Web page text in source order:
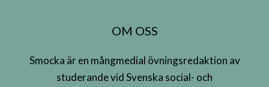
OM OSS
Smocka är en mångmedial övningsredaktion av
studerande vid Svenska social- och